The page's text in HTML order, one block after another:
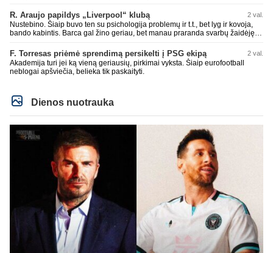
R. Araujo papildys „Liverpool“ klubą 2 val.
Nustebino. Šiaip buvo ten su psichologija problemų ir t.t., bet lyg ir kovoja,
bando kabintis. Barca gal žino geriau, bet manau praranda svarbų žaidėję.
paleido, čia dabar dar vienas. Įdomiai Deco tvarkosi ir Hansi Flick formuoja
sudėtį. Rezultatai nėra tragiški, anaiptol yra teigiamų žingsnių. Bet UEFA CL
nelaimimas, praeitais metais jau Copa del Rey pralaimėtas ir pan. Jau
praeitais metais neteko gynybos vieno iš ramščių. RM kaip tik pasistiprino.
F. Torresas priėmė sprendimą persikelti į PSG ekipą 2 val.
Akademija turi jei ką vieną geriausių, pirkimai vyksta. Šiaip eurofootball
neblogai apšviečia, belieka tik paskaityti.
Dienos nuotrauka